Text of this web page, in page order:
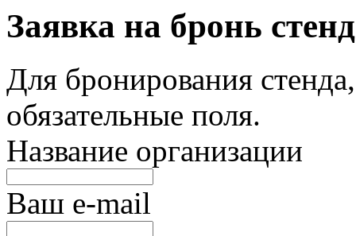
Заявка на бронь
Для бронирования
обязательные поля.
Название организации
Ваш e-mail